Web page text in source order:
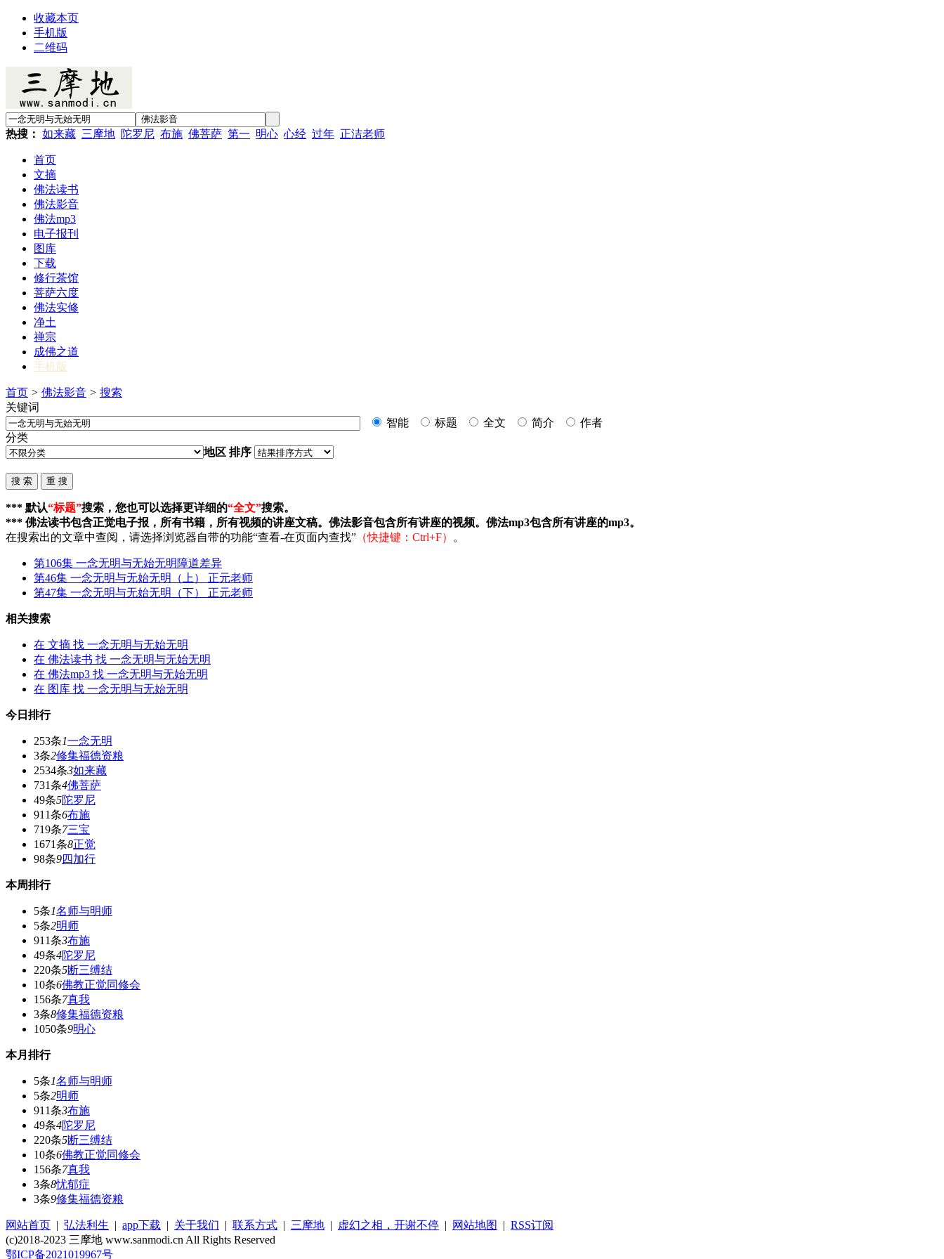
收藏本页
手机版
二维码
热搜： 如来藏 三摩地 陀罗尼 布施 佛菩萨 第一 明心 心经 过年 正洁老师
首页
文摘
佛法读书
佛法影音
佛法mp3
电子报刊
图库
下载
修行茶馆
菩萨六度
佛法实修
净土
禅宗
成佛之道
手机版
首页 > 佛法影音 > 搜索
关键词
智能
标题 全文 简介
作者
分类
地区 排序
*** 默认“标题”搜索，您也可以选择更详细的“全文”搜索。
*** 佛法读书包含正觉电子报，所有书籍，所有视频的讲座文稿。佛法影音包含所有讲座的视频。佛法mp3包含所有讲座的mp3。
在搜索出的文章中查阅，请选择浏览器自带的功能“查看-在页面内查找” （快捷键：Ctrl+F） 。
第106集 一念无明与无始无明障道差异
第46集 一念无明与无始无明
（上） 正元老师
第47集 一念无明与无始无明 （下） 正元老师
相关搜索
在 文摘 找 一念无明与无始无明
在 佛法读书 找 一念无明与无始无明
在 佛法mp3 找 一念无明与无始无明
在 图库 找 一念无明与无始无明
今日排行
253条1一念无明
3条2修集福德资粮
2534条3如来藏
731条4佛菩萨
49条5陀罗尼
911条6布施
719条7三宝
1671条8正觉
98条9四加行
本周排行
5条1名师与明师
5条2明师
911条3布施
49条4陀罗尼
220条5断三缚结
10条6佛教正觉同修会
156条7真我
3条8修集福德资粮
1050条9明心
本月排行
5条1名师与明师
5条2明师
911条3布施
49条4陀罗尼
220条5断三缚结
10条6佛教正觉同修会
156条7真我
3条8忧郁症
3条9修集福德资粮
网站首页 | 弘法利生 | app下载 | 关于我们 | 联系方式 | 三摩地 | 虚幻之相，开谢不停 | 网站地图 | RSS订阅
(c)2018-2023 三摩地 www.sanmodi.cn All Rights Reserved
鄂ICP备2021019967号